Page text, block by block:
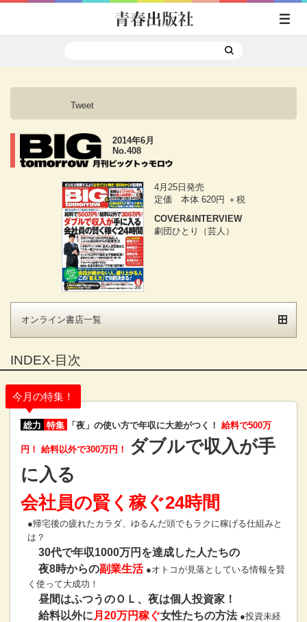
Tweet
2014年6月
No.408
4月25日発売
定価 本体 620円 ＋税
COVER&INTERVIEW
劇団ひとり（芸人）
オンライン書店一覧
INDEX-目次
今月の特集！
総力 特集 「夜」の使い方で年収に大差がつく！ 給料で500万
円！ 給料以外で300万円！
ダブルで収入が手
に入る
会社員の賢く稼ぐ24時間
●帰宅後の疲れたカラダ、ゆるんだ頭でもラクに稼げる仕組みと
は？
30代で年収1000万円を達成した人たちの
夜8時からの副業生活 ●オトコが見落としている情報を賢
く使って大成功！
昼間はふつうのＯＬ、夜は個人投資家！
給料以外に 月20万円稼ぐ女性たちの方法 ●投資未経